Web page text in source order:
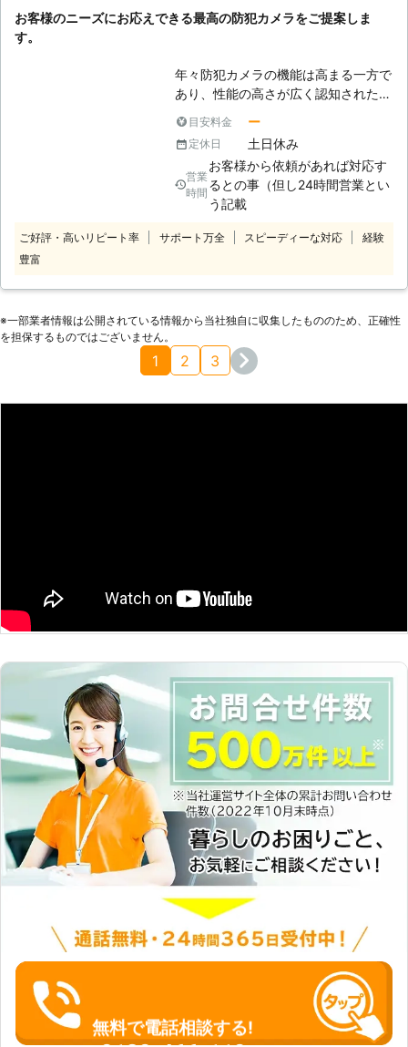
を行います。
お客様のニーズにお応えできる最高の防犯カメラをご提案しま
す。
年々防犯カメラの機能は高まる一方で
あり、性能の高さが広く認知された現
所にカメラ設置があるだけで防犯対策
になっています。 監視カメラの映像
はニュースでも流れることがあります
が、映像が高画質で優れていることを
一般人は理解しており、それは犯罪を
計画する者も知っているということで
す。 そうなれば監視カメラ設置とい
や繁華街だけではなく弊社では、一般
家庭のセキュリティ対策にも力を入れ
ておりますので、最もふさわしい防犯
カメラのご提案をすることが可能で
す。
目安料金 ー
定休日 土日休み
営業
時間
お客様から依頼があれば対応す
るとの事（但し24時間営業とい
う記載
ご好評・高いリピート率 サポート万全 スピーディーな対応
経験
豊富
※⼀部業者情報は公開されている情報から当社独⾃に収集したもののため、正確性
を担保するものではございません。
1 2 3
無料で電話相談する!